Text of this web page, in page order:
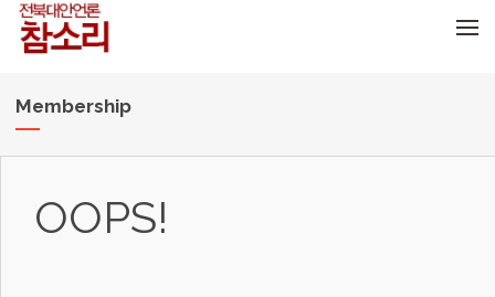
Membership
OOPS!